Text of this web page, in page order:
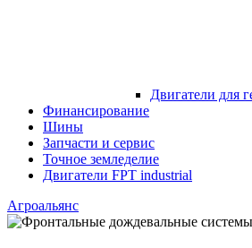
Двигатели для
Финансирование
Шины
Запчасти и сервис
Точное земледелие
Двигатели FPT industrial
Агроальянс